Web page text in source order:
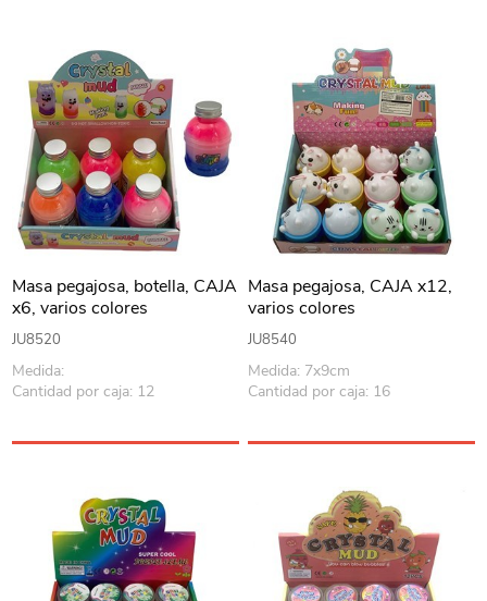
Masa pegajosa, botella, CAJA
x6, varios colores
JU8520
Medida:
Cantidad por caja: 12
Masa pegajosa, CAJA x12,
varios colores
JU8540
Medida: 7x9cm
Cantidad por caja: 16